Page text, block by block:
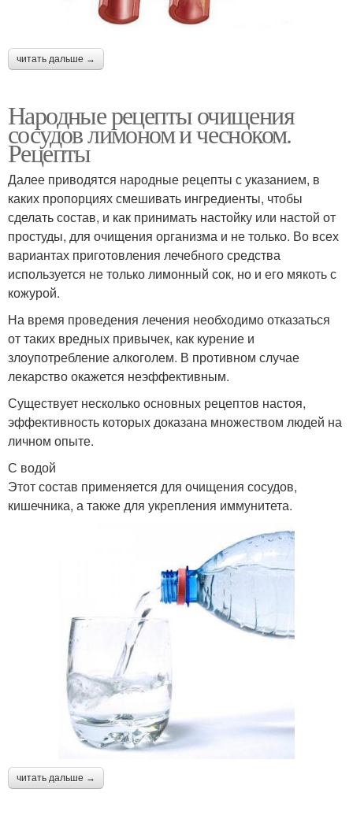
читать дальше →
Народные рецепты очищения
сосудов лимоном и чесноком.
Рецепты
Далее приводятся народные рецепты с указанием, в
каких пропорциях смешивать ингредиенты, чтобы
сделать состав, и как принимать настойку или настой от
простуды, для очищения организма и не только. Во всех
вариантах приготовления лечебного средства
используется не только лимонный сок, но и его мякоть с
кожурой.
На время проведения лечения необходимо отказаться
от таких вредных привычек, как курение и
злоупотребление алкоголем. В противном случае
лекарство окажется неэффективным.
Существует несколько основных рецептов настоя,
эффективность которых доказана множеством людей на
личном опыте.
С водой
Этот состав применяется для очищения сосудов,
кишечника, а также для укрепления иммунитета.
читать дальше →